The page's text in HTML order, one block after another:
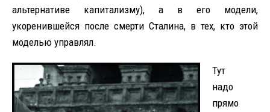
альтернативе капитализму), а в его модели,
укоренившейся после смерти Сталина, в тех, кто этой
моделью управлял.
Тут
надо
прямо